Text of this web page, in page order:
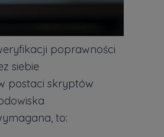
poprawności
siebie
postaci skryptów
to: